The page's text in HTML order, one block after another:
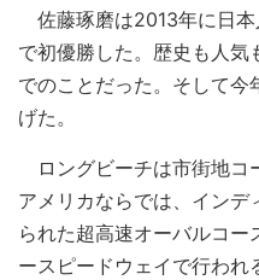
佐藤琢磨は2013年に日本
で初優勝した。歴史も人気
でのことだった。そして
げた。
ロングビーチは市街地コ
アメリカならでは、インデ
られた超高速オーバルコー
ースピードウェイで行われ